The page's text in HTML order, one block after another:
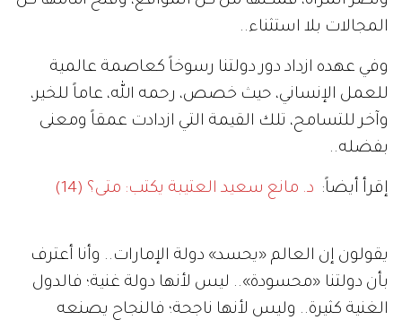
المجالات بلا استثناء..
وفي عهده ازداد دور دولتنا رسوخاً كعاصمة عالمية
للعمل الإنساني، حيث خصص، رحمه الله، عاماً للخير،
وآخر للتسامح، تلك القيمة التي ازدادت عمقاً ومعنى
بفضله..
إقرأ أيضاً: د. مانع سعيد العتيبة يكتب: متى؟ (14)
يقولون إن العالم «يحسد» دولة الإمارات.. وأنا أعترف
بأن دولتنا «محسودة».. ليس لأنها دولة غنية؛ فالدول
الغنية كثيرة.. وليس لأنها ناجحة؛ فالنجاح يصنعه